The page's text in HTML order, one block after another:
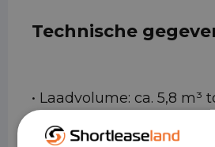
Technische
• Laadvolume: ca. 5,8 m³
(afhankelijk van lengte